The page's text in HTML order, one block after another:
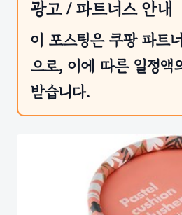
광고 / 파트너스 안내
이 포스팅은 쿠팡 파트
으로, 이에 따른 일정액
받습니다.